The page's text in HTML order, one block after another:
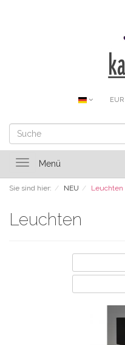
EUR
ToggleMenü
Sie sind hier: NEU Leuchten
Leuchten